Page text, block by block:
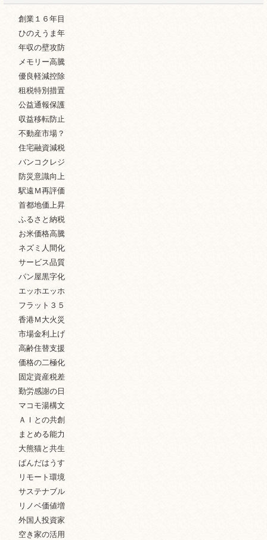
創業１６年目
ひのえうま年
年収の壁攻防
メモリー高騰
優良軽減控除
租税特別措置
公益通報保護
収益移転防止
不動産市場？
住宅融資減税
バンコクレジ
防災意識向上
駅遠Ｍ再評価
首都地価上昇
ふるさと納税
お米価格高騰
ネズミ人間化
サービス品質
パン屋黒字化
エッホエッホ
フラット３５
香港Ｍ大火災
市場金利上げ
高齢住替支援
価格の二極化
固定資産税差
勤労感謝の日
マコモ湯構文
ＡＩとの共創
まとめる能力
大熊猫と共生
ぱんだはうす
リモート環境
サステナブル
リノベ価値増
外国人投資家
空き家の活用